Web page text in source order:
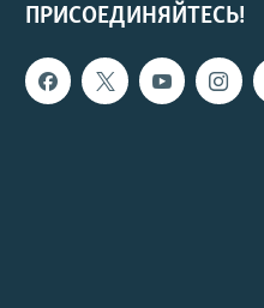
ПРИСОЕДИНЯЙТЕСЬ!